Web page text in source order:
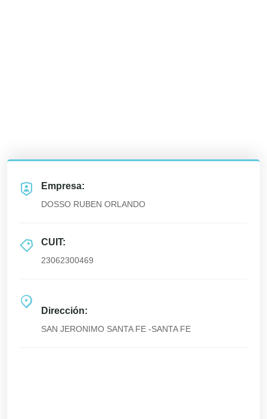
Empresa:
DOSSO RUBEN ORLANDO
CUIT:
23062300469
Dirección:
SAN JERONIMO SANTA FE -SANTA FE